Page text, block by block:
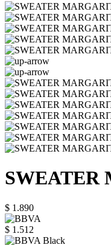
SWEATER
$ 1.890
$ 1.512